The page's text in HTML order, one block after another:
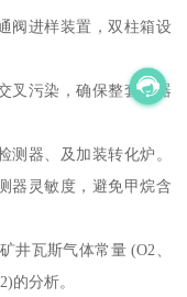
阀进样装置，双柱箱设
叉污染，确保整套仪器
测器、及加装转化炉。
器灵敏度，避免甲烷含
井瓦斯气体常量 (O2、
的分析。